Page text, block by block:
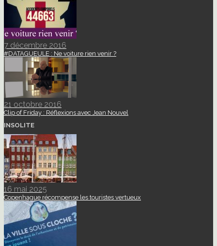
7 décembre 2016
#DATAGUEULE : Ne voiture rien venir ?
21 octobre 2016
Clip of Friday : Réflexions avec Jean Nouvel
INSOLITE
16 mai 2025
Copenhague récompense les touristes vertueux